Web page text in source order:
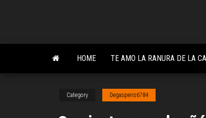
content
HOME TE AMO LA RANURA DE LA
Category Degasperis6784